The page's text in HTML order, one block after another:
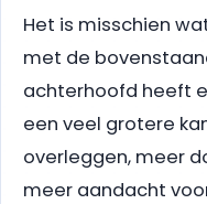
Het is misschien
met de
achterhoofd heeft
een veel grotere
overleggen, meer
meer aandacht